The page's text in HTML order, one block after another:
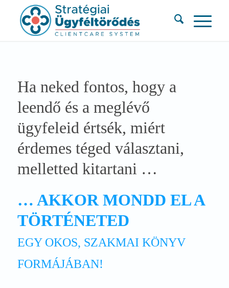
Ha neked fontos, hogy a
leendő és a meglévő
ügyfeleid értsék, miért
érdemes téged választani,
melletted kitartani …
… AKKOR MONDD EL A
TÖRTÉNETED
EGY OKOS, SZAKMAI KÖNYV
FORMÁJÁBAN!